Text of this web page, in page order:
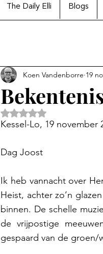
The Daily Elli Blogs
Koen Vandenborre 19
Beoordeeld met NaN uit
Kessel-Lo, 19 november
Dag Joost
Ik heb vannacht over
Heist, achter zo’n
binnen. De schelle
de vrijpostige
gespaard van de groen/